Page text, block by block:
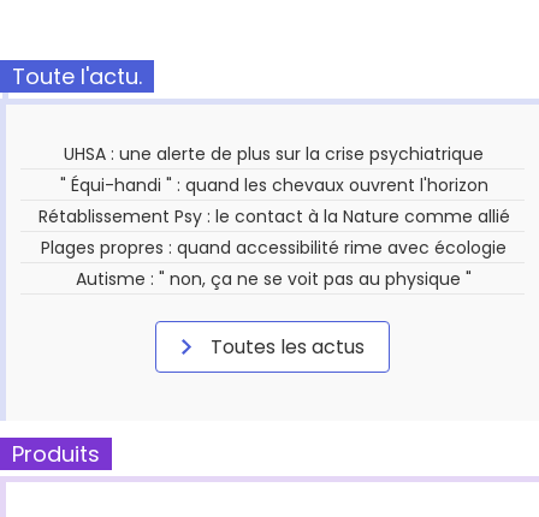
Toute l'actu.
UHSA : une alerte de plus sur la crise psychiatrique
" Équi-handi " : quand les chevaux ouvrent l'horizon
Rétablissement Psy : le contact à la Nature comme allié
Plages propres : quand accessibilité rime avec écologie
Autisme : " non, ça ne se voit pas au physique "
Toutes les actus
Produits